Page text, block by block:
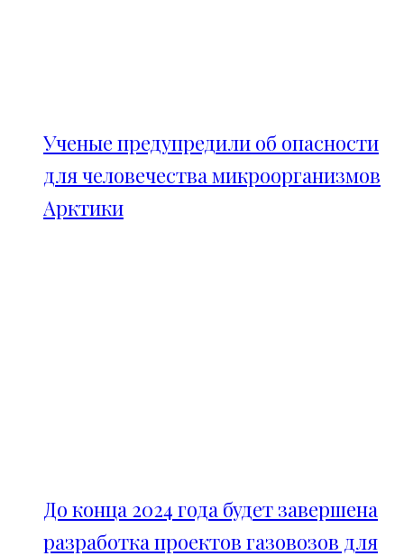
Ученые предупредили об опасности
для человечества микроорганизмов
Арктики
До конца 2024 года будет завершена
разработка проектов газовозов для